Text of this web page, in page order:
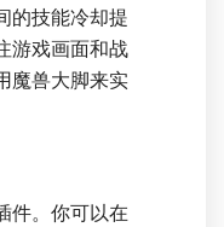
的技能冷却提
游戏画面和战
魔兽大脚来实
件。你可以在